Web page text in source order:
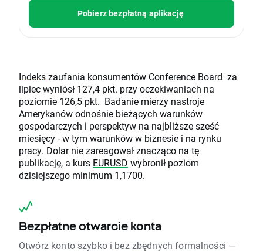
Pobierz bezpłatną aplikację
Indekszaufania konsumentów Conference Board za
lipiec wyniósł 127,4 pkt. przy oczekiwaniach na
poziomie 126,5 pkt. Badanie mierzy nastroje
Amerykanów odnośnie bieżących warunków
gospodarczych i perspektyw na najbliższe sześć
miesięcy - w tym warunków w biznesie i na rynku
pracy. Dolar nie zareagował znacząco na tę
publikację, a kurs EURUSD wybronił poziom
dzisiejszego minimum 1,1700.
Bezpłatne otwarcie konta
Otwórz konto szybko i bez zbędnych formalności —